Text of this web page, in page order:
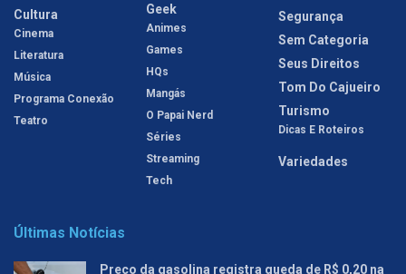
Cultura
Cinema
Literatura
Música
Programa Conexão
Teatro
Geek
Animes
Games
HQs
Mangás
O Papai Nerd
Séries
Streaming
Tech
Segurança
Sem Categoria
Seus Direitos
Tom Do Cajueiro
Turismo
Dicas E Roteiros
Variedades
Últimas Notícias
Preço da gasolina registra queda de R$ 0,20 na